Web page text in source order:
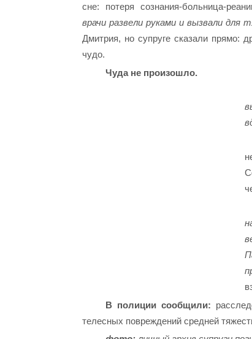
сне: потеря сознания-больница-
врачи развели руками и вызвали для
Дмитрия, но супруге сказали прямо:
чудо.
Чуда не произошло.
В полиции сообщили:
телесных повреждений средней